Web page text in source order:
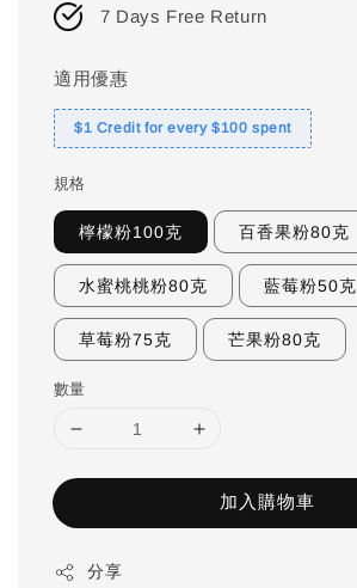
7 Days Free Return
適用優惠
$1 Credit for every $100 spent
規格
檸檬粉100克 百香果粉80克
水蜜桃桃粉80克 藍莓粉50克
草莓粉75克 芒果粉80克
數量
加入購物車
分享